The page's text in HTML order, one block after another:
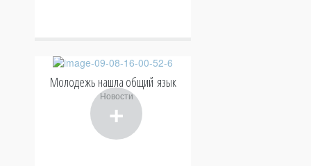
+
Молодежь нашла общий язык
Новости